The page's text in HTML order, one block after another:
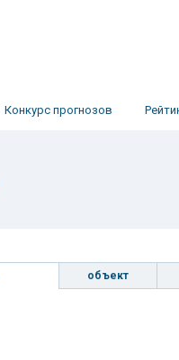
Конкурс прогнозов
объект